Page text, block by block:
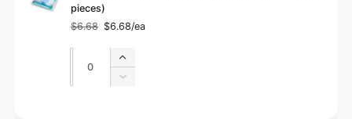
pieces)
Regular
price
$6.68
Sale
price
$6.68/ea
Quantity
Increase
quantity
Decrease